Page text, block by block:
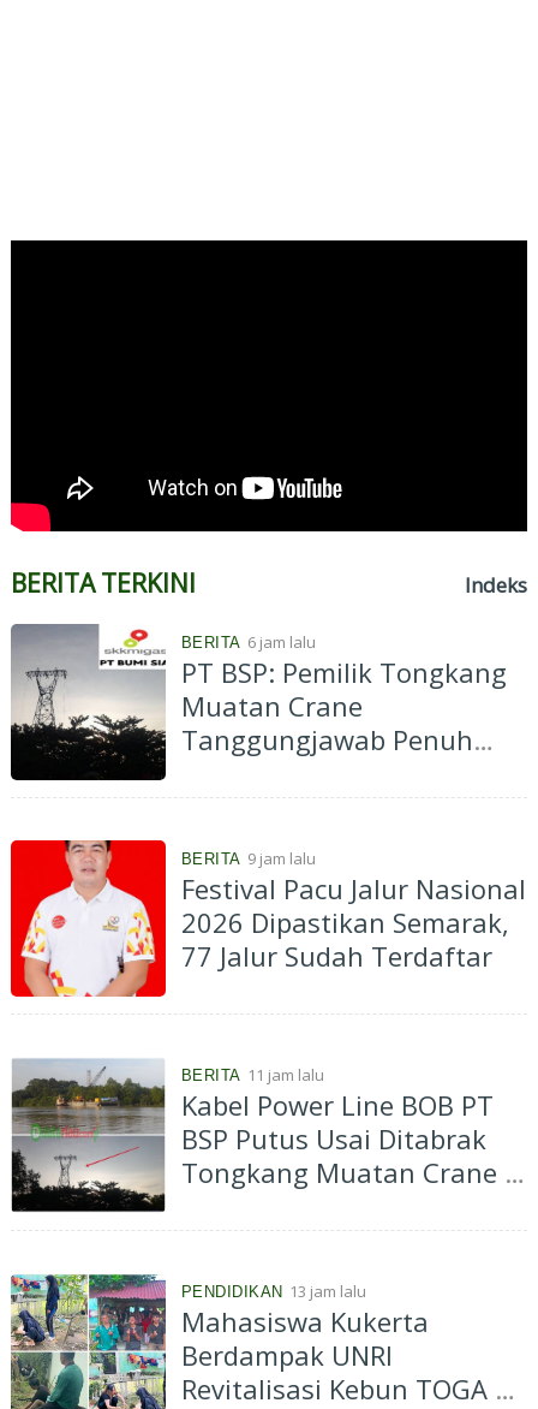
BERITA TERKINI Indeks
BERITA 6 jam lalu
PT BSP: Pemilik Tongkang
Muatan Crane
Tanggungjawab Penuh
BERITA 9 jam lalu
Festival Pacu Jalur Nasional
2026 Dipastikan Semarak,
77 Jalur Sudah Terdaftar
BERITA 11 jam lalu
Kabel Power Line BOB PT
BSP Putus Usai Ditabrak
Tongkang Muatan Crane di
Perawang
PENDIDIKAN 13 jam lalu
Mahasiswa Kukerta
Berdampak UNRI
Revitalisasi Kebun TOGA di